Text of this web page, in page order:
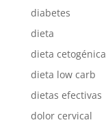
diabetes
dieta
dieta cetogénica
dieta low carb
dietas efectivas
dolor cervical